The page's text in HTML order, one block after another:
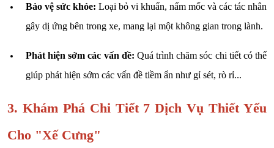
Bảo vệ sức khỏe: Loại bỏ vi khuẩn, nấm mốc và các tác nhân
gây dị ứng bên trong xe, mang lại một không gian trong lành.
Phát hiện sớm các vấn đề: Quá trình chăm sóc chi tiết có thể
giúp phát hiện sớm các vấn đề tiềm ẩn như gỉ sét, rò rỉ...
3. Khám Phá Chi Tiết 7 Dịch Vụ Thiết Yếu
Cho "Xế Cưng"